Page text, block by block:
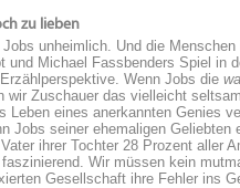
zu lieben
unheimlich. Und die
und Michael Fassbenders Spiel in
Wenn Jobs die
wir Zuschauer das vielleicht
Leben eines anerkannten Genies
Jobs seiner ehemaligen
ihrer Tochter 28 Prozent aller
Wir müssen kein
Gesellschaft ihre Fehler ins